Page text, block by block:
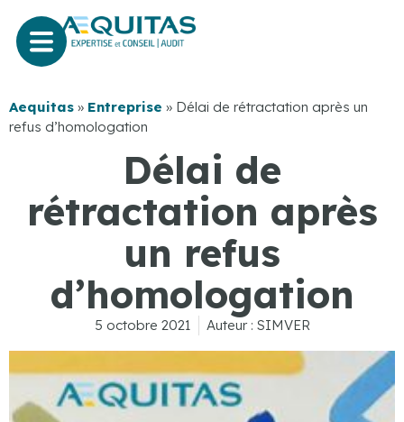
Aequitas » Entreprise » Délai de rétractation après un
refus d’homologation
Délai de
rétractation après
un refus
d’homologation
5 octobre 2021 Auteur : SIMVER